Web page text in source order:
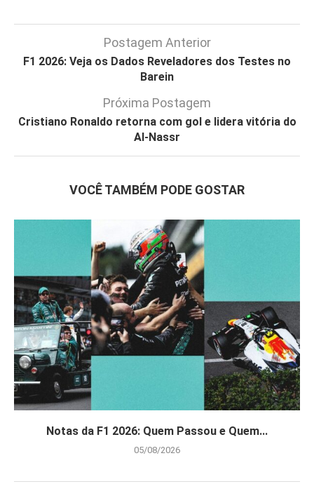
Postagem Anterior
F1 2026: Veja os Dados Reveladores dos Testes no
Barein
Próxima Postagem
Cristiano Ronaldo retorna com gol e lidera vitória do
Al-Nassr
VOCÊ TAMBÉM PODE GOSTAR
Notas da F1 2026: Quem Passou e Quem...
05/08/2026